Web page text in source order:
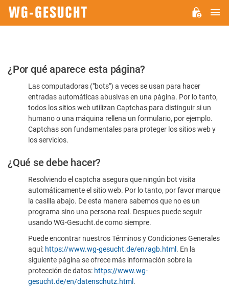
Por
favor,
confirme
humano
¿Por qué aparece esta página?
Las computadoras ("bots") a veces se usan para hacer
entradas automáticas abusivas en una página. Por lo tanto,
todos los sitios web utilizan Captchas para distinguir si un
humano o una máquina rellena un formulario, por ejemplo.
Captchas son fundamentales para proteger los sitios web y
los servicios.
¿Qué se debe hacer?
Resolviendo el captcha asegura que ningún bot visita
automáticamente el sitio web. Por lo tanto, por favor marque
la casilla abajo. De esta manera sabemos que no es un
programa sino una persona real. Despues puede seguir
usando WG-Gesucht.de como siempre.
Puede encontrar nuestros Términos y Condiciones Generales
aquí: https://www.wg-gesucht.de/en/agb.html . En la
siguiente página se ofrece más información sobre la
protección de datos: https://www.wg-
gesucht.de/en/datenschutz.html .